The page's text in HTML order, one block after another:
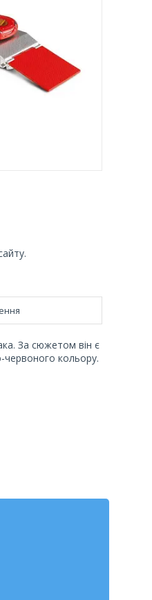
За сюжетом він є
червоного кольору.